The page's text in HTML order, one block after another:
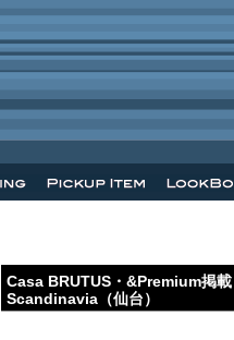
Casa BRUTUS・&Premium掲
Scandinavia（仙台）